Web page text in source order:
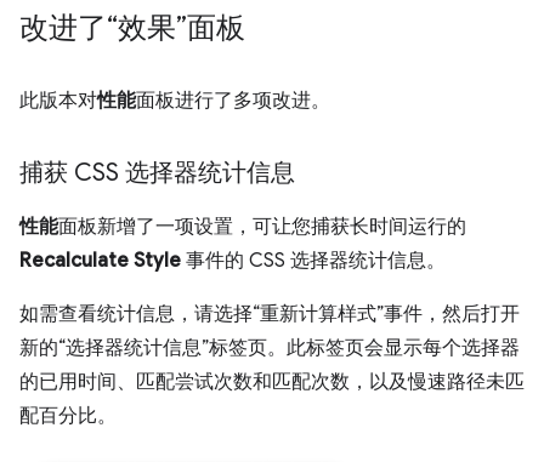
改进了“效果”面板
此版本对性能面板进行了多项改进。
捕获 CSS 选择器统计信息
性能面板新增了一项设置，可让您捕获长时间运行的
Recalculate Style 事件的 CSS 选择器统计信息。
如需查看统计信息，请选择“重新计算样式”事件，然后打开
新的“选择器统计信息”标签页。 此标签页会显示每个选择器
的已用时间、匹配尝试次数和匹配次数，以及慢速路径未匹
配百分比。